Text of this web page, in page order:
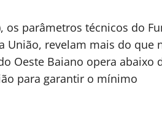
os parâmetros técnicos do
União, revelam mais do que
Oeste Baiano opera abaixo
para garantir o mínimo